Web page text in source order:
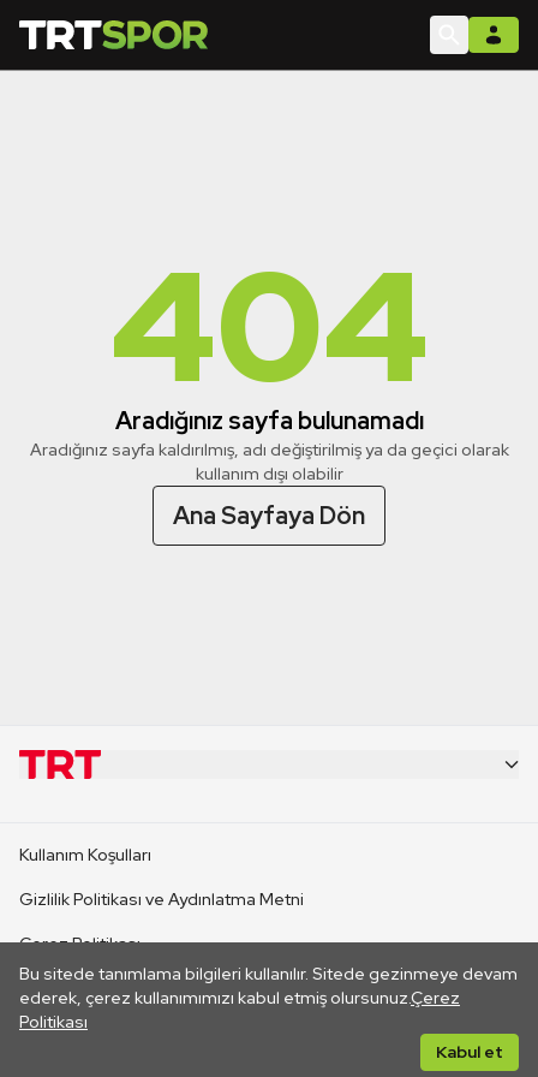
404
Aradığınız sayfa bulunamadı
Aradığınız sayfa kaldırılmış, adı değiştirilmiş ya da geçici olarak
kullanım dışı olabilir
Ana Sayfaya Dön
Bu sitede tanımlama bilgileri kullanılır. Sitede gezinmeye devam
ederek, çerez kullanımımızı kabul etmiş olursunuz.Çerez
Politikası
Kabul et
CANLI YAYINLAR
Kullanım Koşulları
Gizlilik Politikası ve Aydınlatma Metni
Çerez Politikası
İletişim
Her hakkı saklıdır. ©2026 TRT. Bağlantı yoluyla gidilen dış